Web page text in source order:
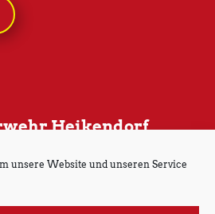
unsere Website und unseren Service
Heikendorf